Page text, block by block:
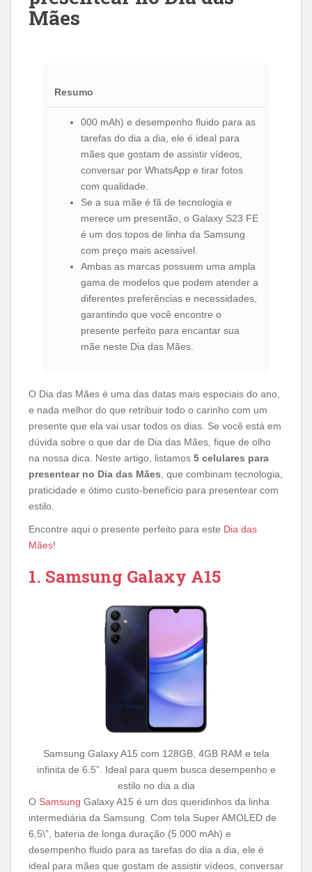
Mães
Resumo
000 mAh) e desempenho fluido para as
tarefas do dia a dia, ele é ideal para
mães que gostam de assistir vídeos,
conversar por WhatsApp e tirar fotos
com qualidade.
Se a sua mãe é fã de tecnologia e
merece um presentão, o Galaxy S23 FE
é um dos topos de linha da Samsung
com preço mais acessível.
Ambas as marcas possuem uma ampla
gama de modelos que podem atender a
diferentes preferências e necessidades,
garantindo que você encontre o
presente perfeito para encantar sua
mãe neste Dia das Mães.
O Dia das Mães é uma das datas mais especiais do ano,
e nada melhor do que retribuir todo o carinho com um
presente que ela vai usar todos os dias. Se você está em
dúvida sobre o que dar de Dia das Mães, fique de olho
na nossa dica. Neste artigo, listamos 5 celulares para
presentear no Dia das Mães, que combinam tecnologia,
praticidade e ótimo custo-benefício para presentear com
estilo.
Encontre aqui o presente perfeito para este Dia das
Mães!
1. Samsung Galaxy A15
Samsung Galaxy A15 com 128GB, 4GB RAM e tela
infinita de 6.5”. Ideal para quem busca desempenho e
estilo no dia a dia
O Samsung Galaxy A15 é um dos queridinhos da linha
intermediária da Samsung. Com tela Super AMOLED de
6,5\”, bateria de longa duração (5.000 mAh) e
desempenho fluido para as tarefas do dia a dia, ele é
ideal para mães que gostam de assistir vídeos, conversar